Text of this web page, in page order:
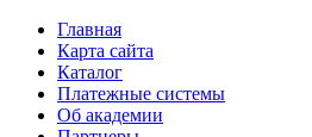
Главная
Карта сайта
Каталог
Платежные системы
Об академии